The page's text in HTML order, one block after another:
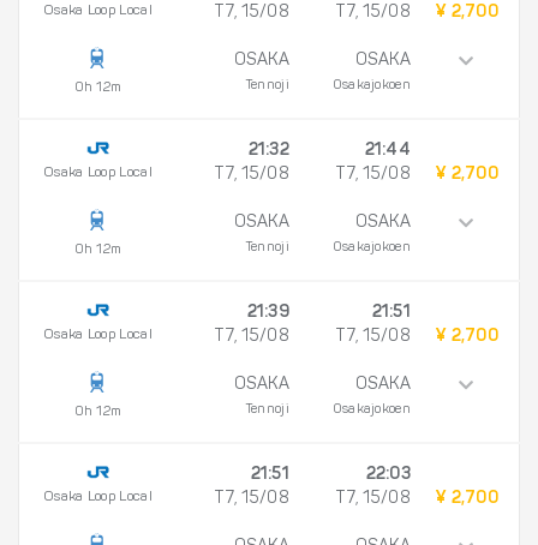
Osaka Loop Local
0h 12m
T7, 15/08
OSAKA
Tennoji
T7, 15/08
OSAKA
Osakajokoen
¥ 2,700
Osaka Loop Local
0h 12m
21:32
T7, 15/08
OSAKA
Tennoji
21:44
T7, 15/08
OSAKA
Osakajokoen
¥ 2,700
Osaka Loop Local
0h 12m
21:39
T7, 15/08
OSAKA
Tennoji
21:51
T7, 15/08
OSAKA
Osakajokoen
¥ 2,700
Osaka Loop Local
21:51
T7, 15/08
22:03
T7, 15/08
¥ 2,700